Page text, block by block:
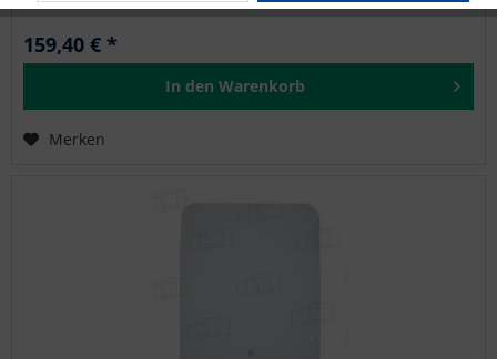
159,40 € *
In den Warenkorb
Merken